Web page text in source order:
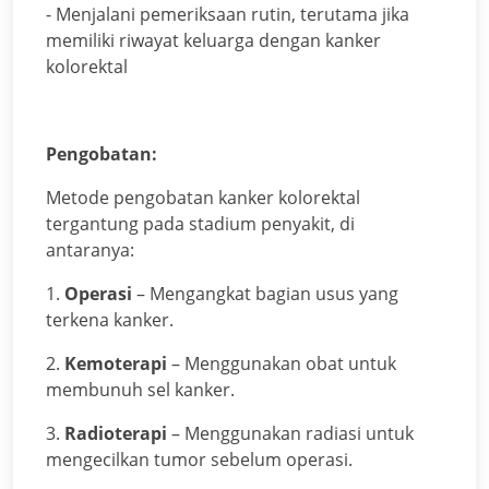
- Menjalani pemeriksaan rutin, terutama jika
memiliki riwayat keluarga dengan kanker
kolorektal
Pengobatan:
Metode pengobatan kanker kolorektal
tergantung pada stadium penyakit, di
antaranya:
1. Operasi – Mengangkat bagian usus yang
terkena kanker.
2. Kemoterapi – Menggunakan obat untuk
membunuh sel kanker.
3. Radioterapi – Menggunakan radiasi untuk
mengecilkan tumor sebelum operasi.